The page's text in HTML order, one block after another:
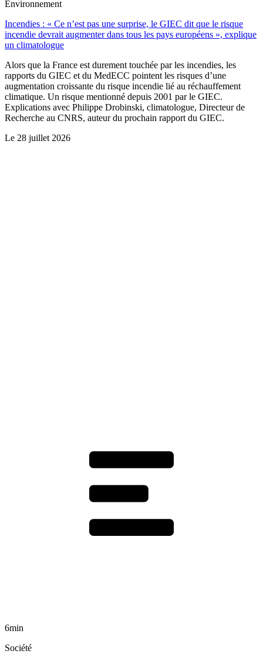
Environnement
Incendies : « Ce n’est pas une surprise, le GIEC dit que le risque
incendie devrait augmenter dans tous les pays européens », explique
un climatologue
Alors que la France est durement touchée par les incendies, les
rapports du GIEC et du MedECC pointent les risques d’une
augmentation croissante du risque incendie lié au réchauffement
climatique. Un risque mentionné depuis 2001 par le GIEC.
Explications avec Philippe Drobinski, climatologue, Directeur de
Recherche au CNRS, auteur du prochain rapport du GIEC.
Le 28 juillet 2026
6min
Société